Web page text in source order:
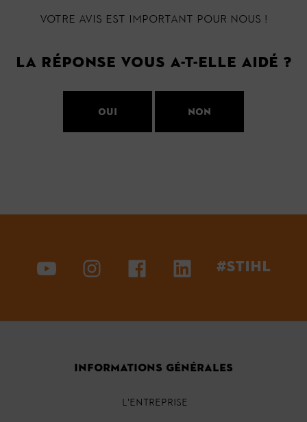
Votre avis est important pour nous !
La réponse vous a-t-elle aidé ?
Oui Non
#STIHL
INFORMATIONS GÉNÉRALES
L'ENTREPRISE